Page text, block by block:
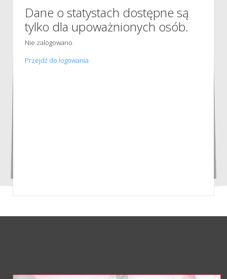
Dane o statystach dostępne są
tylko dla upoważnionych osób.
Nie zalogowano
Przejdź do logowania